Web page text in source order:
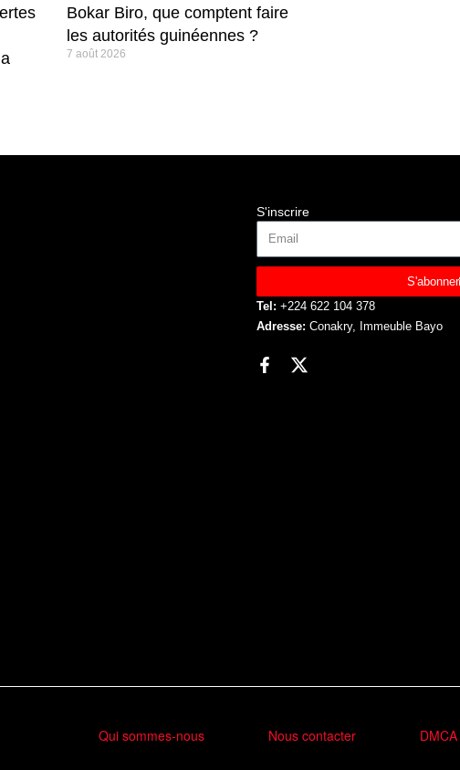
Bokar Biro, que comptent faire
les autorités guinéennes ?
7 août 2026
S'inscrire
S'abonner
Tel: +224 622 104 378
Adresse: Conakry, Immeuble Bayo
Qui sommes-nous Nous contacter DMCA